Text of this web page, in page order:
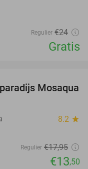
Regulier €24
Gratis
25%
Mosaqua
8.2 star
Regulier €17,95
€13,50